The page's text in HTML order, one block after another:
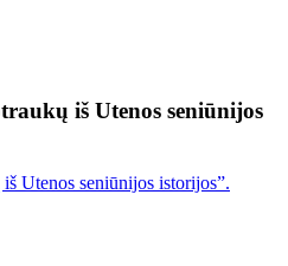
iš Utenos seniūnijos
Utenos seniūnijos istorijos”.